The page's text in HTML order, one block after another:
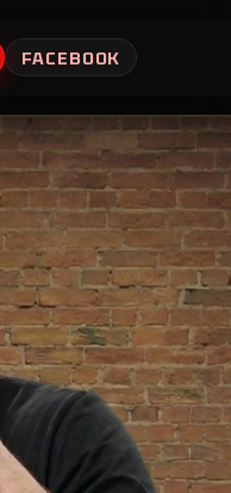
FACEBOOK